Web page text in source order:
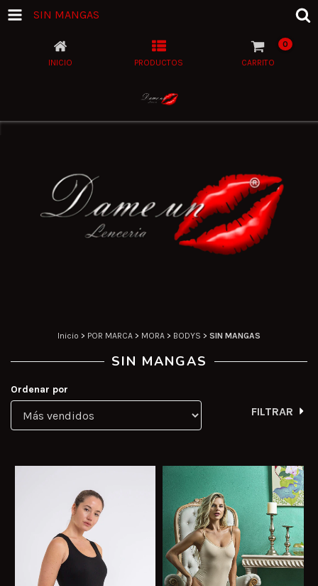
SIN MANGAS
INICIO PRODUCTOS CARRITO
0
Inicio > POR MARCA > MORA > BODYS > SIN MANGAS
SIN MANGAS
Ordenar por
FILTRAR